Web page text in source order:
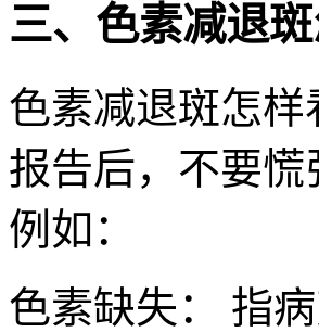
三、色素减退
色素减退斑怎
报告后，不要
例如：
色素缺失： 指